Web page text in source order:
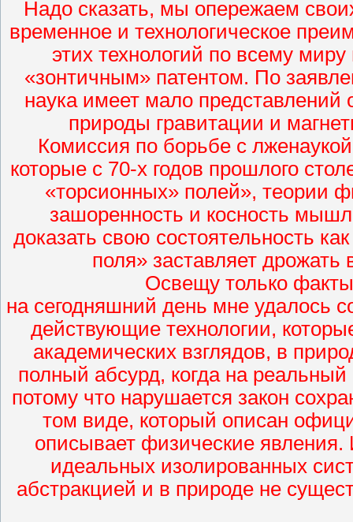
Надо сказать, мы опережаем
временное и технологическое
этих технологий по всему
«зонтичным» патентом. По
наука имеет мало
природы гравитации и
Комиссия по борьбе с
которые с 70-х годов прошлого
«торсионных» полей», теории
зашоренность и косность
доказать свою состоятельность
поля» заставляет
Освещу только
на сегодняшний день мне удалось
действующие технологии,
академических взглядов, в
полный абсурд, когда на
потому что нарушается закон
том виде, который описан
описывает физические явления.
идеальных изолированных
абстракцией и в природе не